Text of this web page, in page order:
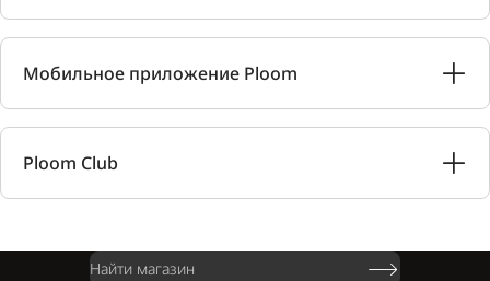
Мобильное приложение Ploom
Ploom Club
Найти магазин